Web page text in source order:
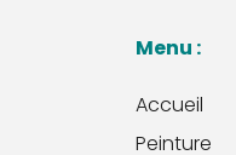
Menu :
Accueil
Peinture